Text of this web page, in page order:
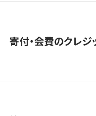
寄付・会費のクレ